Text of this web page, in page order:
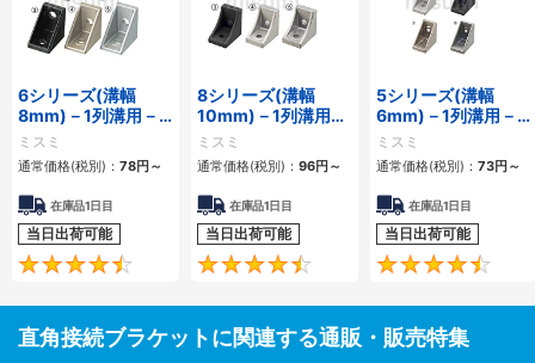
6シリーズ(溝幅
8mm)－1列溝用－
突起付反転ブラケッ
ト
ミスミ
通常価格(税別)： 78円～
在庫品1日目
当日出荷可能
4.5
8シリーズ(溝幅
10mm)－1列溝用－
突起付反転ブラケッ
ト
ミスミ
通常価格(税別)： 96円～
在庫品1日目
当日出荷可能
4.7
5シリーズ(溝幅
6mm)－1列溝用－
突起付反転ブラケッ
ト
ミスミ
通常価格(税別)： 73円～
在庫品1日目
当日出荷可能
直角接続ブラケットに関連する通販・販売特集